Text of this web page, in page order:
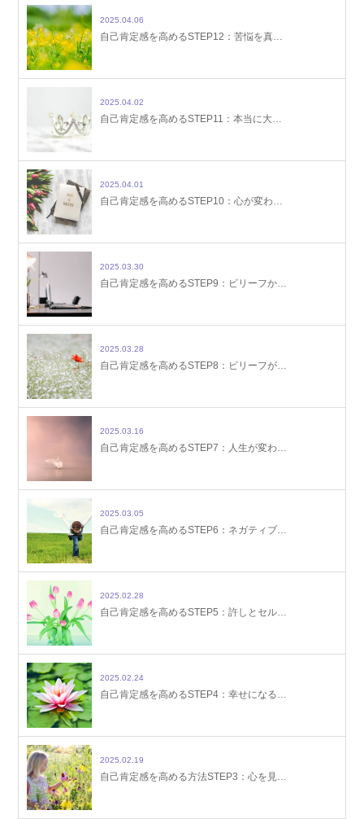
2025.04.06
自己肯定感を高めるSTEP12：苦悩を真…
2025.04.02
自己肯定感を高めるSTEP11：本当に大…
2025.04.01
自己肯定感を高めるSTEP10：心が変わ…
2025.03.30
自己肯定感を高めるSTEP9：ビリーフか…
2025.03.28
自己肯定感を高めるSTEP8：ビリーフが…
2025.03.16
自己肯定感を高めるSTEP7：人生が変わ…
2025.03.05
自己肯定感を高めるSTEP6：ネガティブ…
2025.02.28
自己肯定感を高めるSTEP5：許しとセル…
2025.02.24
自己肯定感を高めるSTEP4：幸せになる…
2025.02.19
自己肯定感を高める方法STEP3：心を見…